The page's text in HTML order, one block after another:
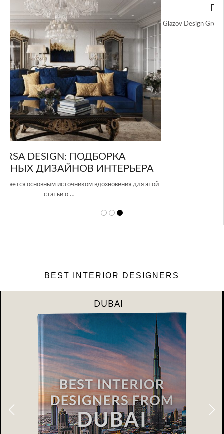
GLAZOV DESIGN GROUP – УНИКАЛЬНЫЙ
ПОДХОД К ДИЗАЙНУ
Glazov Design Group- это одна из лучших студий дизайна интерьера
BEST INTERIOR DESIGNERS
DUBAI